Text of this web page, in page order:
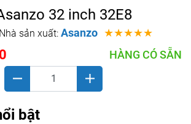
32 inch 32E8
Nhà sản xuất: Asanzo ★★★★★
HÀNG CÓ SẴN
bật